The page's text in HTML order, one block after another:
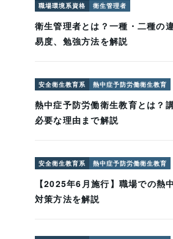
職場環境系資格 衛生管理者
衛生管理者とは？一種・二種の
易度、勉強方法を解説
安全衛生教育系 熱中症予防労働衛生教育
熱中症予防労働衛生教育とは？
必要な理由まで解説
安全衛生教育系 熱中症予防労働衛生教育
【2025年6月施行】職場での熱
対策方法を解説